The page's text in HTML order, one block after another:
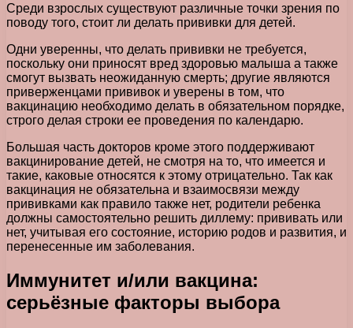
Среди взрослых существуют различные точки зрения по
поводу того, стоит ли делать прививки для детей.
Одни уверенны, что делать прививки не требуется,
поскольку они приносят вред здоровью малыша а также
смогут вызвать неожиданную смерть; другие являются
приверженцами прививок и уверены в том, что
вакцинацию необходимо делать в обязательном порядке,
строго делая строки ее проведения по календарю.
Большая часть докторов кроме этого поддерживают
вакцинирование детей, не смотря на то, что имеется и
такие, каковые относятся к этому отрицательно. Так как
вакцинация не обязательна и взаимосвязи между
прививками как правило также нет, родители ребенка
должны самостоятельно решить диллему: прививать или
нет, учитывая его состояние, историю родов и развития, и
перенесенные им заболевания.
Иммунитет и/или вакцина:
серьёзные факторы выбора